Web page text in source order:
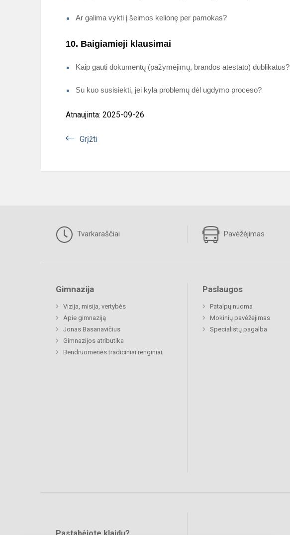
Ar galima vykti į šeimos kelionę per pamokas?
10. Baigiamieji klausimai
Kaip gauti dokumentų (pažymėjimų, brandos atestato) dublikatus?
Su kuo susisiekti, jei kyla problemų dėl ugdymo proceso?
Atnaujinta: 2025-09-26
Grįžti
Tvarkaraščiai Pavėžėjimas
Gimnazija
Vizija, misija, vertybės
Apie gimnaziją
Jonas Basanavičius
Gimnazijos atributika
Bendruomenės tradiciniai renginiai
Paslaugos
Patalpų nuoma
Mokinių pavėžėjimas
Specialistų pagalba